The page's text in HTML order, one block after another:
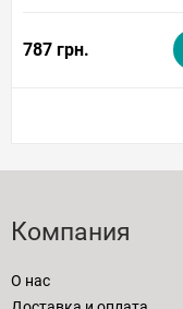
787 грн.
Компания
О нас